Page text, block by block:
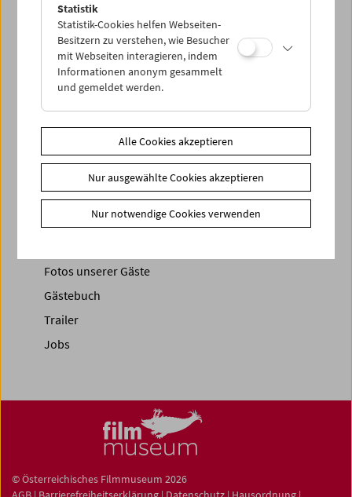
< zurück zur Übersicht
News
News Archiv
Fotos unserer Gäste
Gästebuch
Trailer
Jobs
© Österreichisches Filmmuseum 2026
Statistik
Statistik-Cookies helfen Webseiten-
Besitzern zu verstehen, wie Besucher
mit Webseiten interagieren, indem
Informationen anonym gesammelt
und gemeldet werden.
Alle Cookies akzeptieren
Nur ausgewählte Cookies akzeptieren
Nur notwendige Cookies verwenden